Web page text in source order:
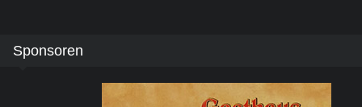
Sponsoren